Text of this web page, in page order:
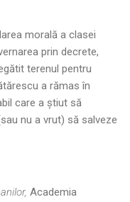
morală a clasei
prin decrete,
terenul pentru
a rămas în
care a știut să
nu a vrut) să salveze
Academia